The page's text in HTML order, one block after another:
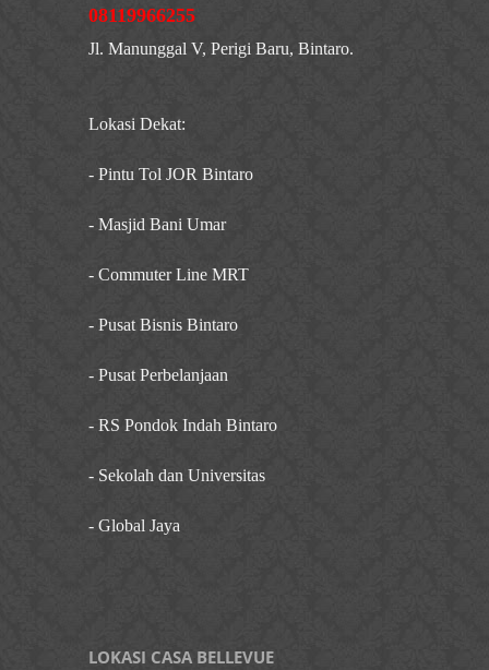
08119966255
Jl. Manunggal V, Perigi Baru, Bintaro.
Lokasi Dekat:
- Pintu Tol JOR Bintaro
- Masjid Bani Umar
- Commuter Line MRT
- Pusat Bisnis Bintaro
- Pusat Perbelanjaan
- RS Pondok Indah Bintaro
- Sekolah dan Universitas
- Global Jaya
LOKASI CASA BELLEVUE